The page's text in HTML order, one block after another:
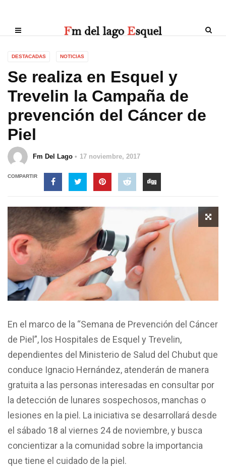
DESTACADAS NOTICIAS
Se realiza en Esquel y
Trevelin la Campaña de
prevención del Cáncer de
Piel
Fm Del Lago 17 noviembre, 2017
COMPARTIR
En el marco de la “Semana de Prevención del Cáncer
de Piel”, los Hospitales de Esquel y Trevelin,
dependientes del Ministerio de Salud del Chubut que
conduce Ignacio Hernández, atenderán de manera
gratuita a las personas interesadas en consultar por
la detección de lunares sospechosos, manchas o
lesiones en la piel. La iniciativa se desarrollará desde
el sábado 18 al viernes 24 de noviembre, y busca
concientizar a la comunidad sobre la importancia
que tiene el cuidado de la piel.